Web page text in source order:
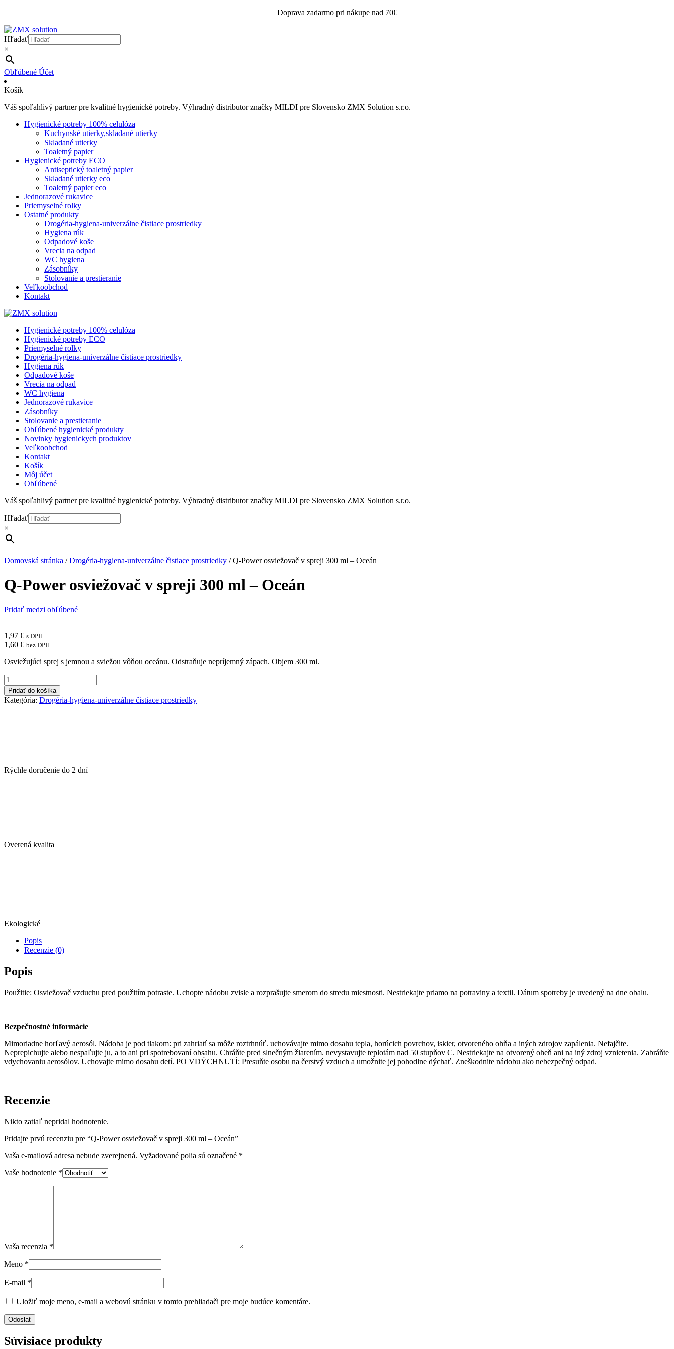
Doprava zadarmo pri nákupe nad 70€
Hľadať
×
Obľúbené Účet
Košík
Váš spoľahlivý partner pre kvalitné hygienické potreby. Výhradný distributor značky MILDI pre Slovensko ZMX Solution s.r.o.
Hygienické potreby 100% celulóza
Kuchynské utierky,skladané utierky
Skladané utierky
Toaletný papier
Hygienické potreby ECO
Antiseptický toaletný papier
Skladané utierky eco
Toaletný papier eco
Jednorazové rukavice
Priemyselné rolky
Ostatné produkty
Drogéria-hygiena-univerzálne čistiace prostriedky
Hygiena rúk
Odpadové koše
Vrecia na odpad
WC hygiena
Zásobníky
Stolovanie a prestieranie
Veľkoobchod
Kontakt
Hygienické potreby 100% celulóza
Hygienické potreby ECO
Priemyselné rolky
Drogéria-hygiena-univerzálne čistiace prostriedky
Hygiena rúk
Odpadové koše
Vrecia na odpad
WC hygiena
Jednorazové rukavice
Zásobníky
Stolovanie a prestieranie
Obľúbené hygienické produkty
Novinky hygienickych produktov
Veľkoobchod
Kontakt
Košík
Môj účet
Obľúbené
Váš spoľahlivý partner pre kvalitné hygienické potreby. Výhradný distributor značky MILDI pre Slovensko ZMX Solution s.r.o.
Hľadať
×
Domovská stránka /Drogéria-hygiena-univerzálne čistiace prostriedky /Q-Power osviežovač v spreji 300 ml – Oceán
Q-Power osviežovač v spreji 300 ml – Oceán
Pridať medzi obľúbené
1,97 € s DPH
1,60 € bez DPH
Osviežujúci sprej s jemnou a sviežou vôňou oceánu. Odstraňuje nepríjemný zápach. Objem 300 ml.
množstvo
Q-
Power
osviežovač
Pridať do košíka
Kategória: Drogéria-hygiena-univerzálne čistiace prostriedky
Rýchle doručenie do 2 dní
Overená kvalita
Ekologické
Popis
Recenzie (0)
Popis
Použitie: Osviežovač vzduchu pred použitím potraste. Uchopte nádobu zvisle a rozprašujte smerom do stredu miestnosti. Nestriekajte priamo na potraviny a textil. Dátum spotreby je uvedený na dne obalu.
Bezpečnostné informácie
Mimoriadne horľavý aerosól. Nádoba je pod tlakom: pri zahriatí sa môže roztrhnúť. uchovávajte mimo dosahu tepla, horúcich povrchov, iskier, otvoreného ohňa a iných zdrojov zapálenia. Nefajčite.
Neprepichujte alebo nespaľujte ju, a to ani pri spotrebovaní obsahu. Chráňte pred slnečným žiarením. nevystavujte teplotám nad 50 stupňov C. Nestriekajte na otvorený oheň ani na iný zdroj vznietenia. Zabráňte
vdychovaniu aerosólov. Uchovajte mimo dosahu detí. PO VDÝCHNUTÍ: Presuňte osobu na čerstvý vzduch a umožnite jej pohodlne dýchať. Zneškodnite nádobu ako nebezpečný odpad.
Recenzie
Nikto zatiaľ nepridal hodnotenie.
Pridajte prvú recenziu pre “Q-Power osviežovač v spreji 300 ml – Oceán”
Vaša e-mailová adresa nebude zverejnená. Vyžadované polia sú označené *
Vaše hodnotenie *
Vaša recenzia *
Meno *
E-mail *
Uložiť moje meno, e-mail a webovú stránku v tomto prehliadači pre moje budúce komentáre.
Súvisiace produkty